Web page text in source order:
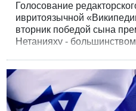
Голосование
ивритоязычной
вторник победой сына
Нетанияху -